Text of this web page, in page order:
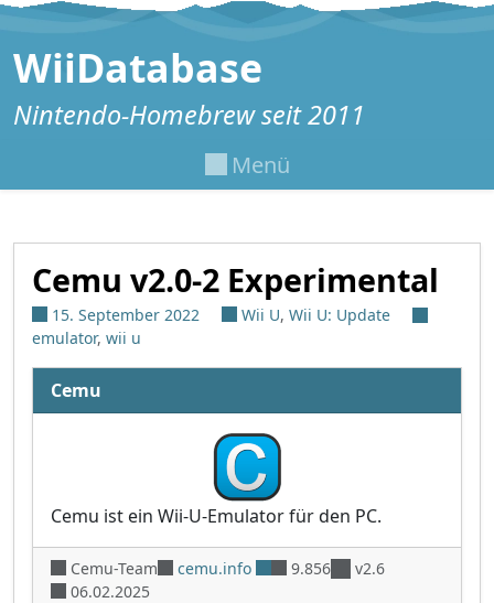
Zum Inhalt springen
WiiDatabase
Nintendo-Homebrew seit 2011
Menü
Cemu v2.0-2 Experimental
15. September 2022 Wii U, Wii U: Update
emulator, wii u
Cemu
Cemu ist ein Wii-U-Emulator für den PC.
Cemu-Team cemu.info 9.856
v2.6
06.02.2025